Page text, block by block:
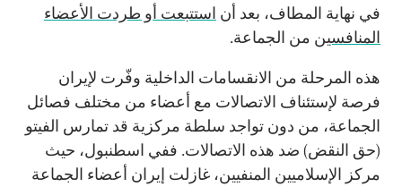
في نهاية المطاف، بعد أن استتبعت أو طردت الأعضاء
المنافسين من الجماعة.
هذه المرحلة من الانقسامات الداخلية وفّرت لإيران
فرصة لإستئناف الاتصالات مع أعضاء من مختلف فصائل
الجماعة، من دون تواجد سلطة مركزية قد تمارس الفيتو
(حق النقض) ضد هذه الاتصالات. ففي اسطنبول، حيث
مركز الإسلاميين المنفيين، غازلت إيران أعضاء الجماعة